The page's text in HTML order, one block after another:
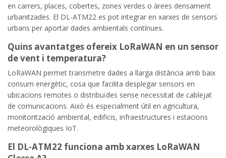
en carrers, places, cobertes, zones verdes o àrees densament
urbanitzades. El DL-ATM22 es pot integrar en xarxes de sensors
urbans per aportar dades ambientals contínues.
Quins avantatges ofereix LoRaWAN en un sensor
de vent i temperatura?
LoRaWAN permet transmetre dades a llarga distància amb baix
consum energètic, cosa que facilita desplegar sensors en
ubicacions remotes o distribuïdes sense necessitat de cablejat
de comunicacions. Això és especialment útil en agricultura,
monitorització ambiental, edificis, infraestructures i estacions
meteorològiques IoT.
El DL-ATM22 funciona amb xarxes LoRaWAN